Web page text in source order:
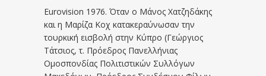
Eurovision 1976. Όταν ο Μάνος Χατζηδάκης
και η Μαρίζα Κοχ κατακεραύνωσαν την
τουρκική εισβολή στην Κύπρο (Γεώργιος
Τάτσιος, τ. Πρόεδρος Πανελλήνιας
Ομοσπονδίας Πολιτιστικών Συλλόγων